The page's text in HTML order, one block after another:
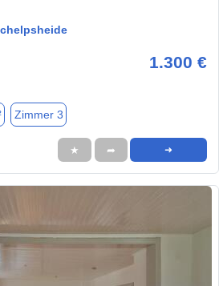
1.300 €
Zimmer 3
★ ➦ ➜